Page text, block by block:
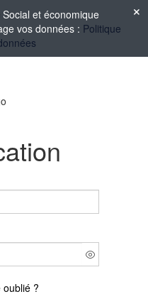
et économique
vos données : Politique
oublié ?